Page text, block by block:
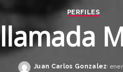
PERFILES
Juan Carlos Gonzalez